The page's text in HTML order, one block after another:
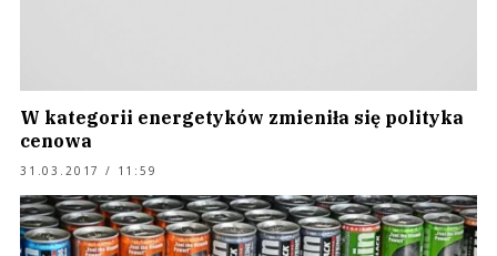
W kategorii energetyków zmieniła się polityka
cenowa
31.03.2017 / 11:59